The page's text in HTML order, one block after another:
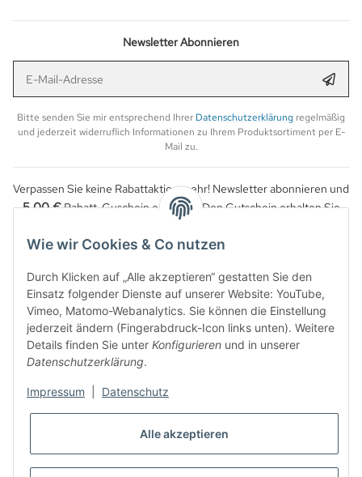
Wie wir Cookies & Co nutzen
Durch Klicken auf „Alle akzeptieren“ gestatten Sie den
Einsatz folgender Dienste auf unserer Website: YouTube,
Vimeo, Matomo-Webanalytics. Sie können die Einstellung
jederzeit ändern (Fingerabdruck-Icon links unten). Weitere
Details finden Sie unter Konfigurieren und in unserer
Datenschutzerklärung.
Impressum Datenschutz
Alle akzeptieren
Newsletter Abonnieren
Bitte senden Sie mir entsprechend Ihrer Datenschutzerklärung regelmäßig
und jederzeit widerruflich Informationen zu Ihrem Produktsortiment per E-
Mail zu.
Verpassen Sie keine Rabattaktion mehr! Newsletter abonnieren und
5,00 €Rabatt-Guschein erhalten. Den Gutschein erhalten Sie
per Email nach der erfolgreichen Bestätigung Ihrer Email-Adresse.
WIDERRUFSBUTTON